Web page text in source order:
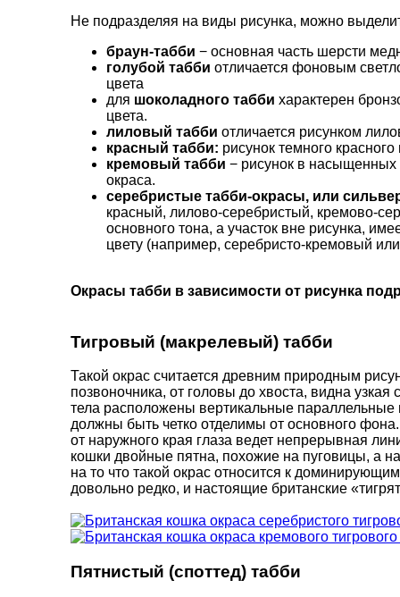
Не подразделяя на виды рисунка, можно
браун-табби − основная часть шерсти
голубой табби отличается фоновым
цвета
для шоколадного табби характерен
цвета.
лиловый табби отличается рисунком
красный табби: рисунок темного
кремовый табби − рисунок в насыщенных
окраса.
серебристые табби-окрасы, или
красный, лилово-серебристый, кремово-
основного тона, а участок вне рисунка,
цвету (например, серебристо-кремовый
Окрасы табби в зависимости от рисунка
Тигровый (макрелевый) табби
Такой окрас считается древним природным
позвоночника, от головы до хвоста, видна
тела расположены вертикальные
должны быть четко отделимы от основного
от наружного края глаза ведет непрерывная
кошки двойные пятна, похожие на пуговицы, а
на то что такой окрас относится к
довольно редко, и настоящие британские
Пятнистый (споттед) табби